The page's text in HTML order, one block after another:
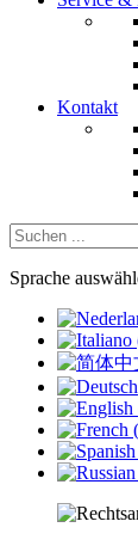
Kontakt
Sprache